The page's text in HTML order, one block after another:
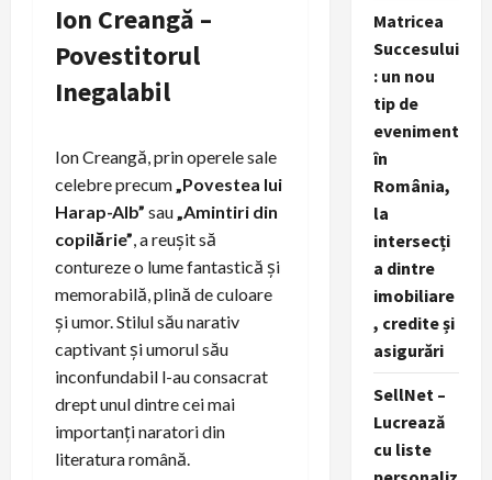
Ion Creangă –
Povestitorul
Inegalabil
Ion Creangă, prin operele sale
celebre precum „Povestea lui
Harap-Alb” sau „Amintiri din
copilărie” , a reușit să
contureze o lume fantastică și
memorabilă, plină de culoare
și umor. Stilul său narativ
captivant și umorul său
inconfundabil l-au consacrat
drept unul dintre cei mai
importanți naratori din
literatura română.
Matricea
Succesului
: un nou
tip de
eveniment
în
România,
la
intersecți
a dintre
imobiliare
, credite și
asigurări
SellNet –
Lucrează
cu liste